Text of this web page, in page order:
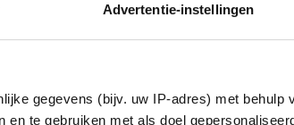
Advertentie-instellingen
gegevens (bijv. uw IP-adres) met behulp
te gebruiken met als doel
valt hem zwaar. ‘Het is moeilijk